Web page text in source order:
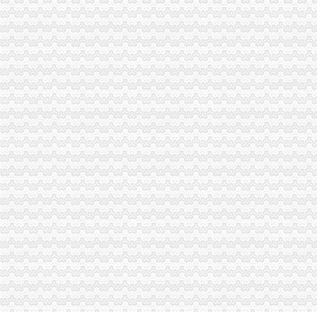
重庆渝中区公安分局支队长周渝自身亡_网易新闻
重庆渝中区装饰公司_已解决-阿里巴巴生意经
重庆市渝中区亚美亚有机玻璃制品厂
重庆渝中区二手设备出售_重庆渝中区二手设备供应_重庆渝中区二手
重庆渝中区住宿指南_旅游网
渝中短租房,渝中日租房,重庆渝中短租公寓-游天下
重庆渝中区：廉洁文化周启动__新民网
重庆渝中区朝天门街道
重庆渝中区“童心向”歌唱活动展播-科教-爱西柚-CNTV中国网络电
重庆渝中区鲜花店|重庆重庆渝中区鲜花速递|重庆渝中区订花-买花网鲜
重庆渝中区美食【渝中区附近美食地图攻略】订餐小书官网
重庆渝中区大坪龙湖时代店|vivo体验中心
重庆渝中区招聘业务经理|重庆渝中区业务经理招聘职位-漫帛化妆品公
重庆渝中区较场口爱幼幼儿园_沪江英语学习网
重庆渝中区二手房-法邦网专题
重庆渝中区2016高考英语阅读理解一轮选练（7份）-学科网
重庆渝中区造影视文化创意产业园-天津网
【重庆渝中区大坪附近的会计培训班】
重庆渝中区爱民老年服务中心_养老院_枫网
重庆渝中区行政中心招聘信息-592招聘网|
重庆渝中区附近解放酒店查询_重庆渝中区附近解放宾馆预订